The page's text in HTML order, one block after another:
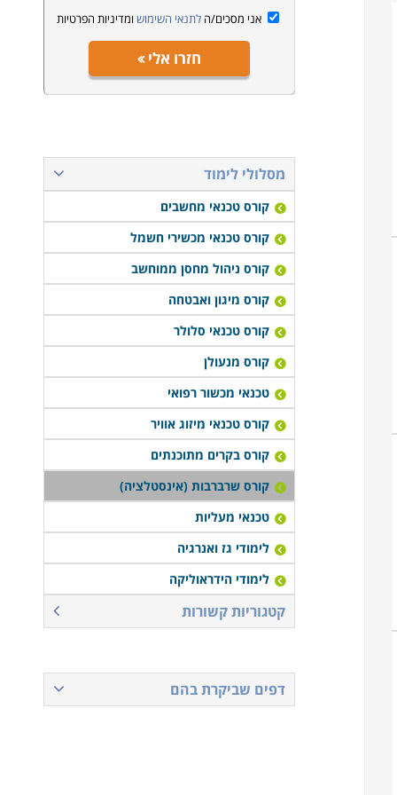
אני מסכים/הלתנאי השימוש ומדיניות הפרטיות
חזרו אלי
מסלולי לימוד
קורס טכנאי מחשבים
קורס טכנאי מכשירי חשמל
קורס ניהול מחסן ממוחשב
קורס מיגון ואבטחה
קורס טכנאי סלולר
קורס מנעולן
טכנאי מכשור רפואי
קורס טכנאי מיזוג אוויר
קורס בקרים מתוכנתים
קורס שרברבות (אינסטלציה)
טכנאי מעליות
לימודי גז ואנרגיה
לימודי הידראוליקה
קטגוריות קשורות
דפים שביקרת בהם